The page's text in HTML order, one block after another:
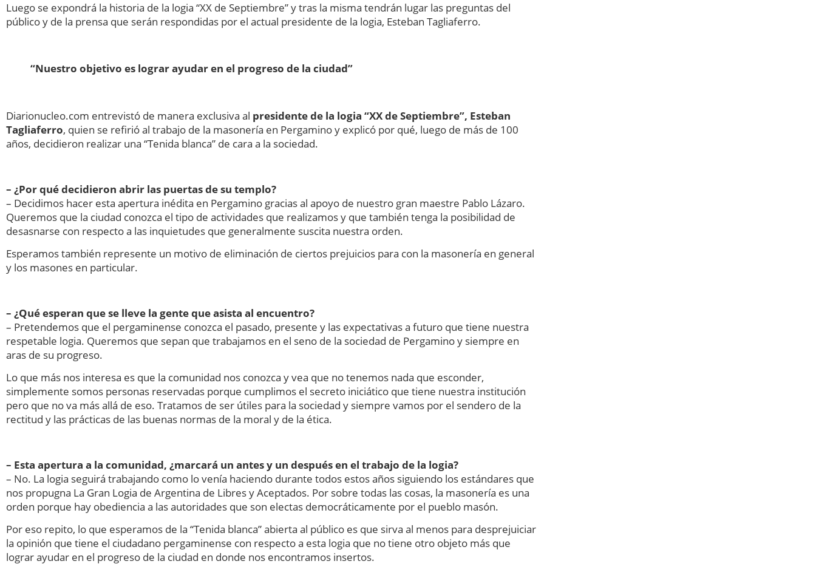
Luego se expondrá la historia de la logia “XX de Septiembre” y tras la misma tendrán lugar las preguntas del
público y de la prensa que serán respondidas por el actual presidente de la logia, Esteban Tagliaferro.
“Nuestro objetivo es lograr ayudar en el progreso de la ciudad”
Diarionucleo.com entrevistó de manera exclusiva al presidente de la logia “XX de Septiembre”, Esteban
Tagliaferro, quien se refirió al trabajo de la masonería en Pergamino y explicó por qué, luego de más de 100
años, decidieron realizar una “Tenida blanca” de cara a la sociedad.
– ¿Por qué decidieron abrir las puertas de su templo?
– Decidimos hacer esta apertura inédita en Pergamino gracias al apoyo de nuestro gran maestre Pablo Lázaro.
Queremos que la ciudad conozca el tipo de actividades que realizamos y que también tenga la posibilidad de
desasnarse con respecto a las inquietudes que generalmente suscita nuestra orden.
Esperamos también represente un motivo de eliminación de ciertos prejuicios para con la masonería en general
y los masones en particular.
– ¿Qué esperan que se lleve la gente que asista al encuentro?
– Pretendemos que el pergaminense conozca el pasado, presente y las expectativas a futuro que tiene nuestra
respetable logia. Queremos que sepan que trabajamos en el seno de la sociedad de Pergamino y siempre en
aras de su progreso.
Lo que más nos interesa es que la comunidad nos conozca y vea que no tenemos nada que esconder,
simplemente somos personas reservadas porque cumplimos el secreto iniciático que tiene nuestra institución
pero que no va más allá de eso. Tratamos de ser útiles para la sociedad y siempre vamos por el sendero de la
rectitud y las prácticas de las buenas normas de la moral y de la ética.
– Esta apertura a la comunidad, ¿marcará un antes y un después en el trabajo de la logia?
– No. La logia seguirá trabajando como lo venía haciendo durante todos estos años siguiendo los estándares que
nos propugna La Gran Logia de Argentina de Libres y Aceptados. Por sobre todas las cosas, la masonería es una
orden porque hay obediencia a las autoridades que son electas democráticamente por el pueblo masón.
Por eso repito, lo que esperamos de la “Tenida blanca” abierta al público es que sirva al menos para desprejuiciar
la opinión que tiene el ciudadano pergaminense con respecto a esta logia que no tiene otro objeto más que
lograr ayudar en el progreso de la ciudad en donde nos encontramos insertos.